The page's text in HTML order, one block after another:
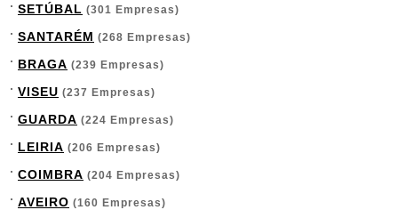
SETÚBAL (301 Empresas)
SANTARÉM (268 Empresas)
BRAGA (239 Empresas)
VISEU (237 Empresas)
GUARDA (224 Empresas)
LEIRIA (206 Empresas)
COIMBRA (204 Empresas)
AVEIRO (160 Empresas)